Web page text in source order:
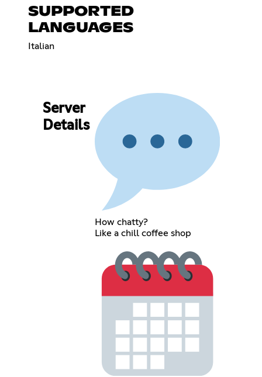
SUPPORTED
LANGUAGES
Italian
Server
Details
How chatty?
Like a chill coffee shop